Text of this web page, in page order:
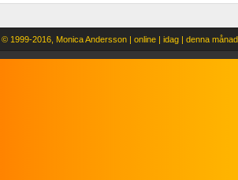
© 1999-2016, Monica Andersson | online | idag | denna